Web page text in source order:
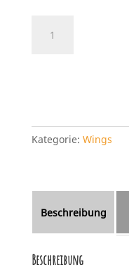
Aura
Kategorie: Wings
Beschreibung
Beschreibung